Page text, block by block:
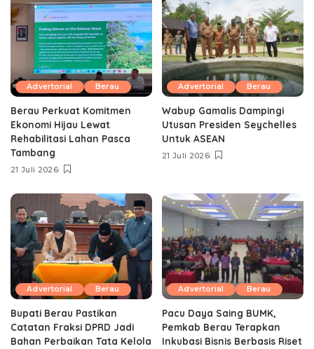
Advertorial Berau
Berau Perkuat Komitmen
Ekonomi Hijau Lewat
Rehabilitasi Lahan Pasca
Tambang
21 Juli 2026
Advertorial Berau
Wabup Gamalis Dampingi
Utusan Presiden Seychelles
Untuk ASEAN
21 Juli 2026
Advertorial Berau
Bupati Berau Pastikan
Catatan Fraksi DPRD Jadi
Bahan Perbaikan Tata Kelola
Advertorial Berau
Pacu Daya Saing BUMK,
Pemkab Berau Terapkan
Inkubasi Bisnis Berbasis Riset